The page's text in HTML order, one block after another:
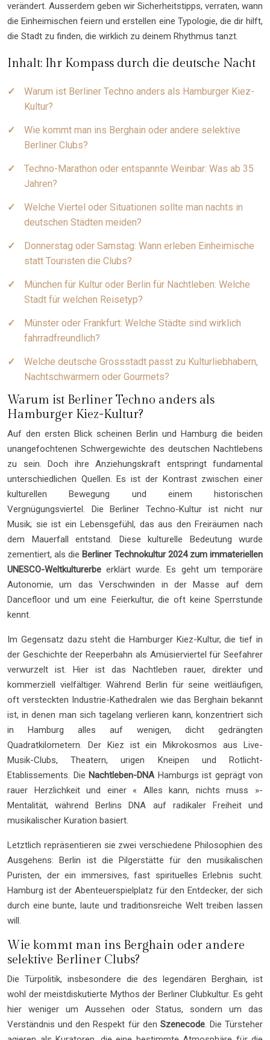
verändert. Ausserdem geben wir Sicherheitstipps, verraten, wann
die Einheimischen feiern und erstellen eine Typologie, die dir hilft,
die Stadt zu finden, die wirklich zu deinem Rhythmus tanzt.
Inhalt: Ihr Kompass durch die deutsche Nacht
Warum ist Berliner Techno anders als Hamburger Kiez-
Kultur?
Wie kommt man ins Berghain oder andere selektive
Berliner Clubs?
Techno-Marathon oder entspannte Weinbar: Was ab 35
Jahren?
Welche Viertel oder Situationen sollte man nachts in
deutschen Städten meiden?
Donnerstag oder Samstag: Wann erleben Einheimische
statt Touristen die Clubs?
München für Kultur oder Berlin für Nachtleben: Welche
Stadt für welchen Reisetyp?
Münster oder Frankfurt: Welche Städte sind wirklich
fahrradfreundlich?
Welche deutsche Grossstadt passt zu Kulturliebhabern,
Nachtschwärmern oder Gourmets?
Warum ist Berliner Techno anders als
Hamburger Kiez-Kultur?
Auf den ersten Blick scheinen Berlin und Hamburg die beiden
unangefochtenen Schwergewichte des deutschen Nachtlebens
zu sein. Doch ihre Anziehungskraft entspringt fundamental
unterschiedlichen Quellen. Es ist der Kontrast zwischen einer
kulturellen Bewegung und einem historischen
Vergnügungsviertel. Die Berliner Techno-Kultur ist nicht nur
Musik; sie ist ein Lebensgefühl, das aus den Freiräumen nach
dem Mauerfall entstand. Diese kulturelle Bedeutung wurde
zementiert, als die Berliner Technokultur 2024 zum immateriellen
UNESCO-Weltkulturerbe erklärt wurde. Es geht um temporäre
Autonomie, um das Verschwinden in der Masse auf dem
Dancefloor und um eine Feierkultur, die oft keine Sperrstunde
kennt.
Im Gegensatz dazu steht die Hamburger Kiez-Kultur, die tief in
der Geschichte der Reeperbahn als Amüsierviertel für Seefahrer
verwurzelt ist. Hier ist das Nachtleben rauer, direkter und
kommerziell vielfältiger. Während Berlin für seine weitläufigen,
oft versteckten Industrie-Kathedralen wie das Berghain bekannt
ist, in denen man sich tagelang verlieren kann, konzentriert sich
in Hamburg alles auf wenigen, dicht gedrängten
Quadratkilometern. Der Kiez ist ein Mikrokosmos aus Live-
Musik-Clubs, Theatern, urigen Kneipen und Rotlicht-
Etablissements. Die Nachtleben-DNAHamburgs ist geprägt von
rauer Herzlichkeit und einer « Alles kann, nichts muss »-
Mentalität, während Berlins DNA auf radikaler Freiheit und
musikalischer Kuration basiert.
Letztlich repräsentieren sie zwei verschiedene Philosophien des
Ausgehens: Berlin ist die Pilgerstätte für den musikalischen
Puristen, der ein immersives, fast spirituelles Erlebnis sucht.
Hamburg ist der Abenteuerspielplatz für den Entdecker, der sich
durch eine bunte, laute und traditionsreiche Welt treiben lassen
will.
Wie kommt man ins Berghain oder andere
selektive Berliner Clubs?
Die Türpolitik, insbesondere die des legendären Berghain, ist
wohl der meistdiskutierte Mythos der Berliner Clubkultur. Es geht
hier weniger um Aussehen oder Status, sondern um das
Verständnis und den Respekt für den Szenecode. Die Türsteher